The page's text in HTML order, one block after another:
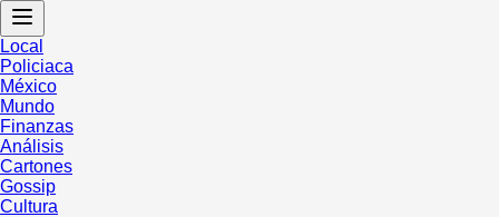
Local
Policiaca
México
Mundo
Finanzas
Análisis
Cartones
Gossip
Cultura